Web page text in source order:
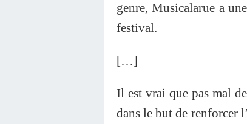
genre, Musicalarue a
festival.
[…]
Il est vrai que pas mal
dans le but de renforcer